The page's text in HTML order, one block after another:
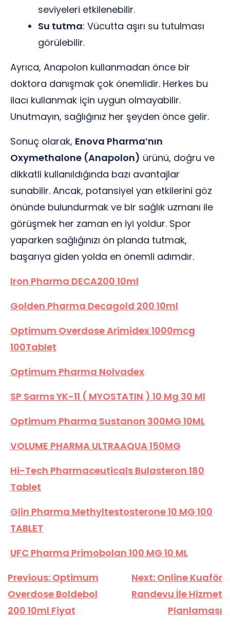
seviyeleri etkilenebilir.
Su tutma: Vücutta aşırı su tutulması
görülebilir.
Ayrıca, Anapolon kullanmadan önce bir
doktora danışmak çok önemlidir. Herkes bu
ilacı kullanmak için uygun olmayabilir.
Unutmayın, sağlığınız her şeyden önce gelir.
Sonuç olarak, Enova Pharma’nın
Oxymethalone (Anapolon) ürünü, doğru ve
dikkatli kullanıldığında bazı avantajlar
sunabilir. Ancak, potansiyel yan etkilerini göz
önünde bulundurmak ve bir sağlık uzmanı ile
görüşmek her zaman en iyi yoldur. Spor
yaparken sağlığınızı ön planda tutmak,
başarıya giden yolda en önemli adımdır.
Iron Pharma DECA200 10ml
Golden Pharma Decagold 200 10ml
Optimum Overdose Arimidex 1000mcg
100Tablet
Optimum Pharma Nolvadex
SP Sarms YK-11 ( MYOSTATIN ) 10 Mg 30 Ml
Optimum Pharma Sustanon 300MG 10ML
VOLUME PHARMA ULTRAAQUA 150MG
Hi-Tech Pharmaceuticals Bulasteron 180
Tablet
Glin Pharma Methyltestosterone 10 MG 100
TABLET
UFC Pharma Primobolan 100 MG 10 ML
Yazı
gezinmesi
Previous: Optimum
Overdose Boldebol
200 10ml Fiyat
Next: Online Kuaför
Randevu İle Hizmet
Planlaması